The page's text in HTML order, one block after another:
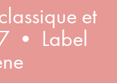
et
• Label